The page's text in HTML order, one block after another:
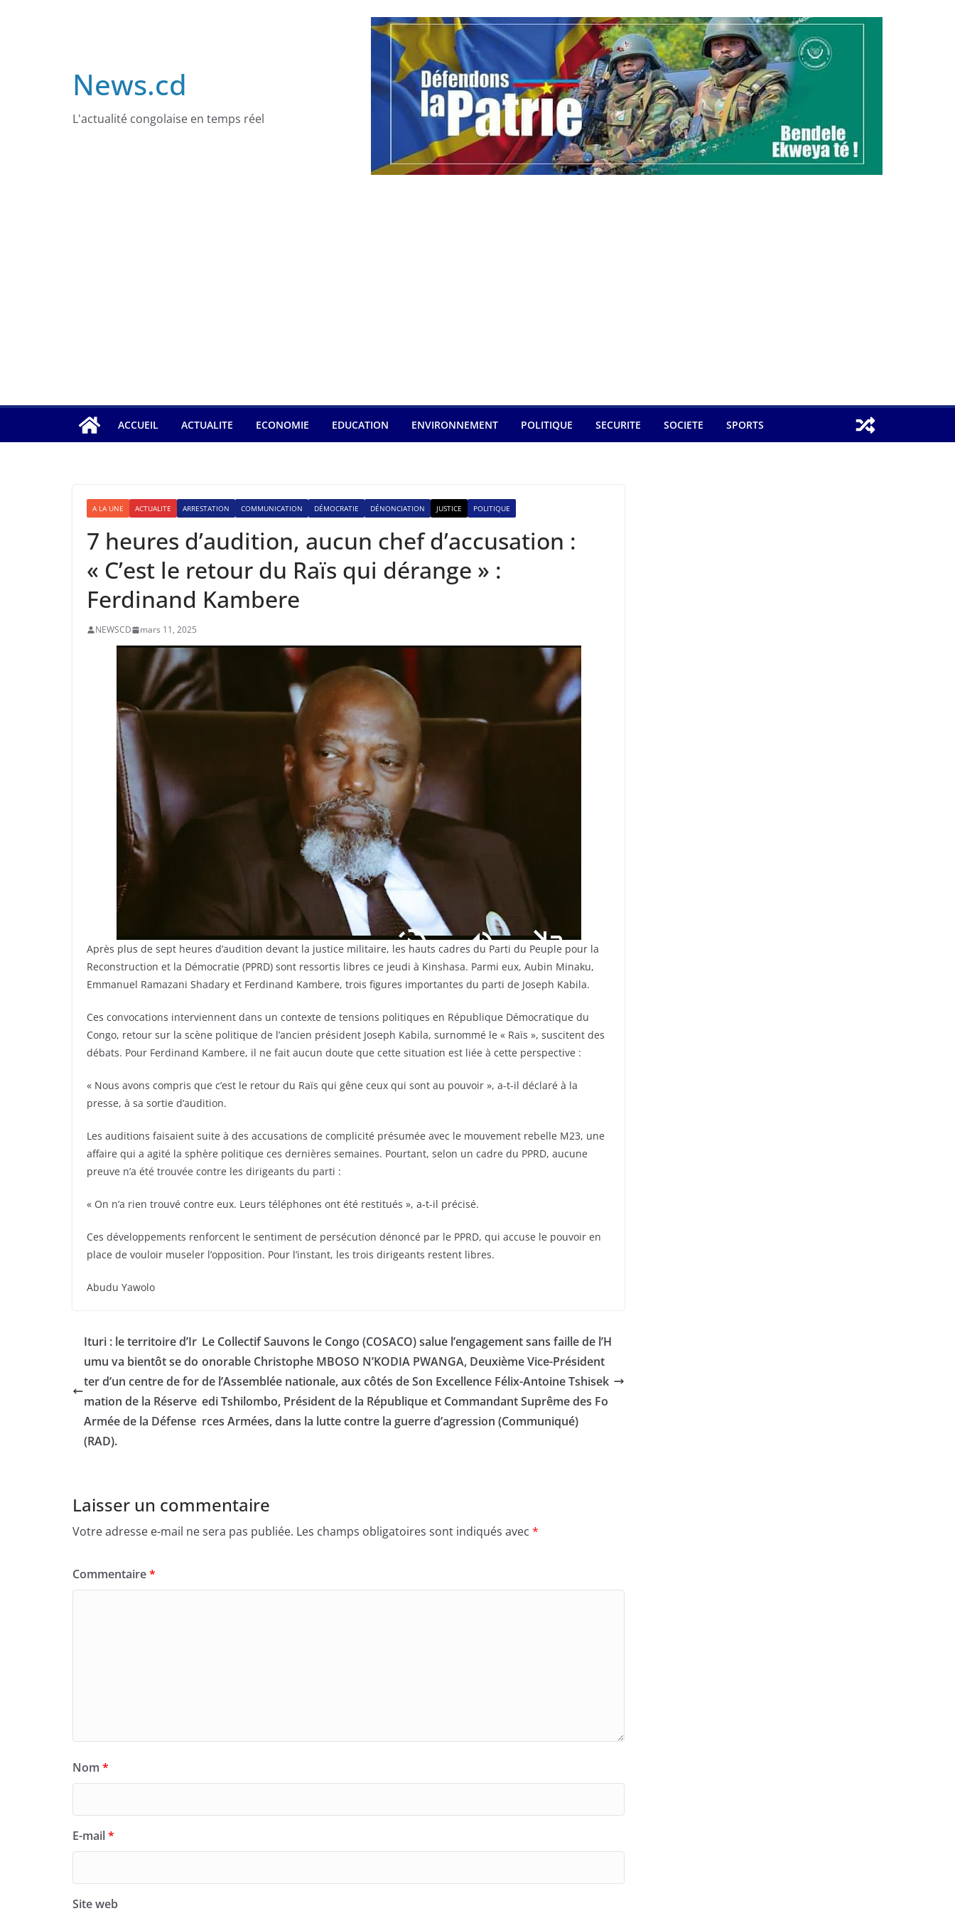
News.cd
L'actualité congolaise en temps réel
ACCUEIL ACTUALITE ECONOMIE EDUCATION ENVIRONNEMENT POLITIQUE SECURITE SOCIETE SPORTS
A LA UNE ACTUALITE ARRESTATION COMMUNICATION DÉMOCRATIE DÉNONCIATION JUSTICE POLITIQUE
7 heures d’audition, aucun chef d’accusation :
« C’est le retour du Raïs qui dérange » :
Ferdinand Kambere
NEWSCD mars 11, 2025
Après plus de sept heures d’audition devant la justice militaire, les hauts cadres du Parti du Peuple pour la
Reconstruction et la Démocratie (PPRD) sont ressortis libres ce jeudi à Kinshasa. Parmi eux, Aubin Minaku,
Emmanuel Ramazani Shadary et Ferdinand Kambere, trois figures importantes du parti de Joseph Kabila.
Ces convocations interviennent dans un contexte de tensions politiques en République Démocratique du
Congo, retour sur la scène politique de l’ancien président Joseph Kabila, surnommé le « Raïs », suscitent des
débats. Pour Ferdinand Kambere, il ne fait aucun doute que cette situation est liée à cette perspective :
« Nous avons compris que c’est le retour du Raïs qui gêne ceux qui sont au pouvoir », a-t-il déclaré à la
presse, à sa sortie d’audition.
Les auditions faisaient suite à des accusations de complicité présumée avec le mouvement rebelle M23, une
affaire qui a agité la sphère politique ces dernières semaines. Pourtant, selon un cadre du PPRD, aucune
preuve n’a été trouvée contre les dirigeants du parti :
« On n’a rien trouvé contre eux. Leurs téléphones ont été restitués », a-t-il précisé.
Ces développements renforcent le sentiment de persécution dénoncé par le PPRD, qui accuse le pouvoir en
place de vouloir museler l’opposition. Pour l’instant, les trois dirigeants restent libres.
Abudu Yawolo
Ituri : le territoire d’Ir
umu va bientôt se do
ter d’un centre de for
mation de la Réserve
Armée de la Défense
(RAD).
Le Collectif Sauvons le Congo (COSACO) salue l’engagement sans faille de l’H
onorable Christophe MBOSO N’KODIA PWANGA, Deuxième Vice-Président
de l’Assemblée nationale, aux côtés de Son Excellence Félix-Antoine Tshisek
edi Tshilombo, Président de la République et Commandant Suprême des Fo
rces Armées, dans la lutte contre la guerre d’agression (Communiqué)
Laisser un commentaire
Votre adresse e-mail ne sera pas publiée. Les champs obligatoires sont indiqués avec *
Commentaire*
Nom *
E-mail*
Site web